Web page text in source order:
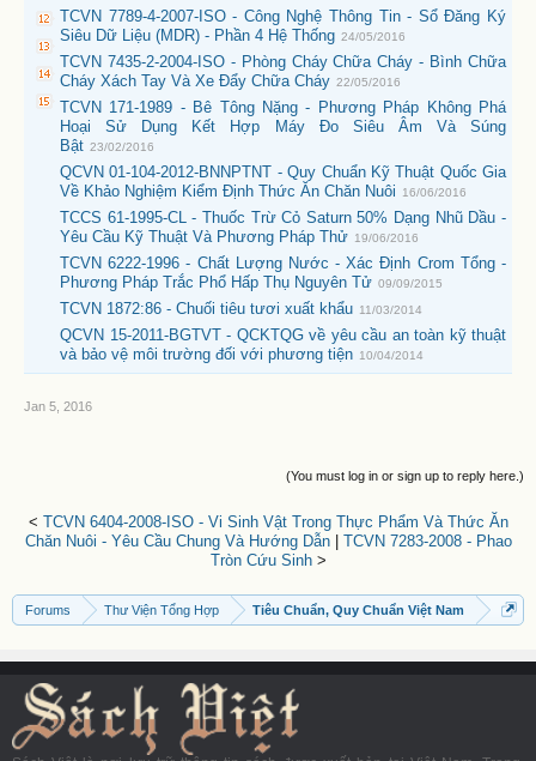
TCVN 7789-4-2007-ISO - Công Nghệ Thông Tin - Sổ Đăng Ký
Siêu Dữ Liệu (MDR) - Phần 4 Hệ Thống 24/05/2016
TCVN 7435-2-2004-ISO - Phòng Cháy Chữa Cháy - Bình Chữa
Cháy Xách Tay Và Xe Đẩy Chữa Cháy 22/05/2016
TCVN 171-1989 - Bê Tông Nặng - Phương Pháp Không Phá
Hoại Sử Dụng Kết Hợp Máy Đo Siêu Âm Và Súng
Bật 23/02/2016
QCVN 01-104-2012-BNNPTNT - Quy Chuẩn Kỹ Thuật Quốc Gia
Về Khảo Nghiệm Kiểm Định Thức Ăn Chăn Nuôi
16/06/2016
TCCS 61-1995-CL - Thuốc Trừ Cỏ Saturn 50% Dạng Nhũ Dầu -
Yêu Cầu Kỹ Thuật Và Phương Pháp Thử 19/06/2016
TCVN 6222-1996 - Chất Lượng Nước - Xác Định Crom Tổng -
Phương Pháp Trắc Phổ Hấp Thụ Nguyên Tử 09/09/2015
TCVN 1872:86 - Chuối tiêu tươi xuất khẩu 11/03/2014
QCVN 15-2011-BGTVT - QCKTQG về yêu cầu an toàn kỹ thuật
và bảo vệ môi trường đối với phương tiện 10/04/2014
Jan 5, 2016
(You must log in or sign up to reply here.)
< TCVN 6404-2008-ISO - Vi Sinh Vật Trong Thực Phẩm Và Thức Ăn
Chăn Nuôi - Yêu Cầu Chung Và Hướng Dẫn| TCVN 7283-2008 - Phao
Tròn Cứu Sinh>
Forums Thư Viện Tổng Hợp Tiêu Chuẩn, Quy Chuẩn Việt Nam